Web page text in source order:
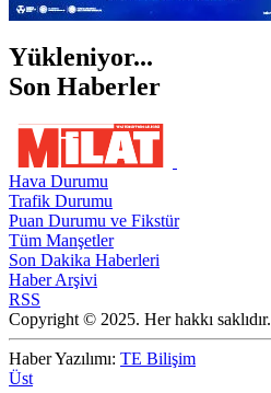
Yükleniyor...
Son Haberler
Hava Durumu
Trafik Durumu
Puan Durumu ve Fikstür
Tüm Manşetler
Son Dakika Haberleri
Haber Arşivi
RSS
Copyright © 2025. Her hakkı saklıdır.
Haber Yazılımı: TE Bilişim
Üst